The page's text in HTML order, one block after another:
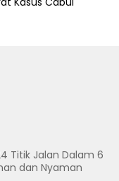
Titik Jalan Dalam 6
dan Nyaman